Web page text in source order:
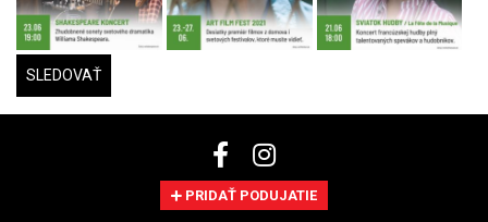
SLEDOVAŤ
PRIDAŤ PODUJATIE